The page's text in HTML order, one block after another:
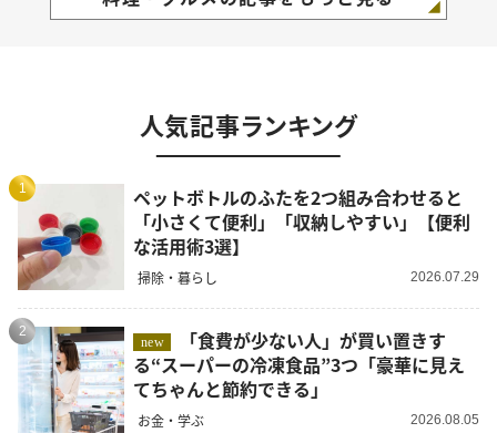
人気記事ランキング
1
ペットボトルのふたを2つ組み合わせると
「小さくて便利」「収納しやすい」【便利
な活用術3選】
掃除・暮らし 2026.07.29
2
new
る“スーパーの冷凍食品”3つ「豪華に見え
てちゃんと節約できる」
お金・学ぶ 2026.08.05